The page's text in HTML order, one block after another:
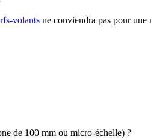
volants ne conviendra pas pour une
de 100 mm ou micro-échelle) ?